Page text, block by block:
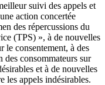
suivi des appels et
action concertée
des répercussions du
(TPS) », à de nouvelles
le consentement, à des
des consommateurs sur
et à de nouvelles
les appels indésirables.